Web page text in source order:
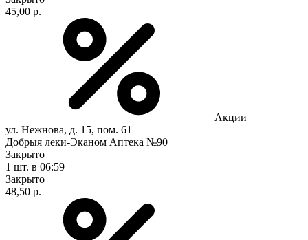
45,00 р.
Акции
ул. Нежнова, д. 15, пом. 61
Добрыя леки-Эканом Аптека №90
Закрыто
1 шт. в 06:59
Закрыто
48,50 р.